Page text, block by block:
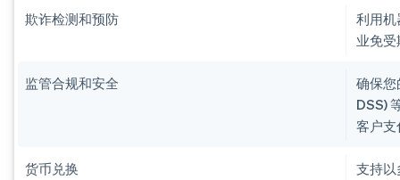
欺诈检测和预防
利用
业免
监管合规和安全
确保
DSS)
客户
货币兑换
支持